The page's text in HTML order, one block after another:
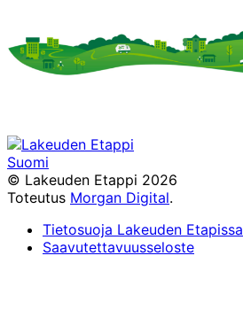
Suomi
Facebook
Instagram
TikTok
X
YouTube
© Lakeuden Etappi 2026
Toteutus Morgan Digital.
Tietosuoja Lakeuden Etapissa
Saavutettavuusseloste